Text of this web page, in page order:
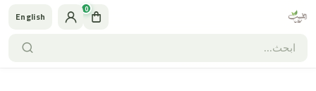
0
English